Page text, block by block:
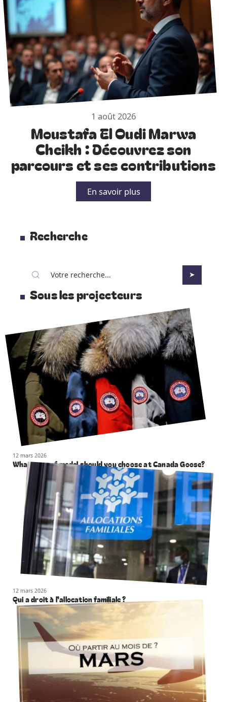
1 août 2026
Moustafa El Oudi Marwa
Cheikh : Découvrez son
parcours et ses contributions
En savoir plus
Recherche
Sous les projecteurs
12 mars 2026
What type of model should you choose at Canada Goose?
12 mars 2026
Qui a droit à l’allocation familiale ?